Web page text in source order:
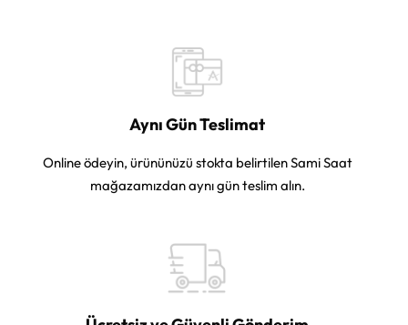
Aynı Gün Teslimat
Online ödeyin, ürününüzü stokta belirtilen Sami Saat
mağazamızdan aynı gün teslim alın.